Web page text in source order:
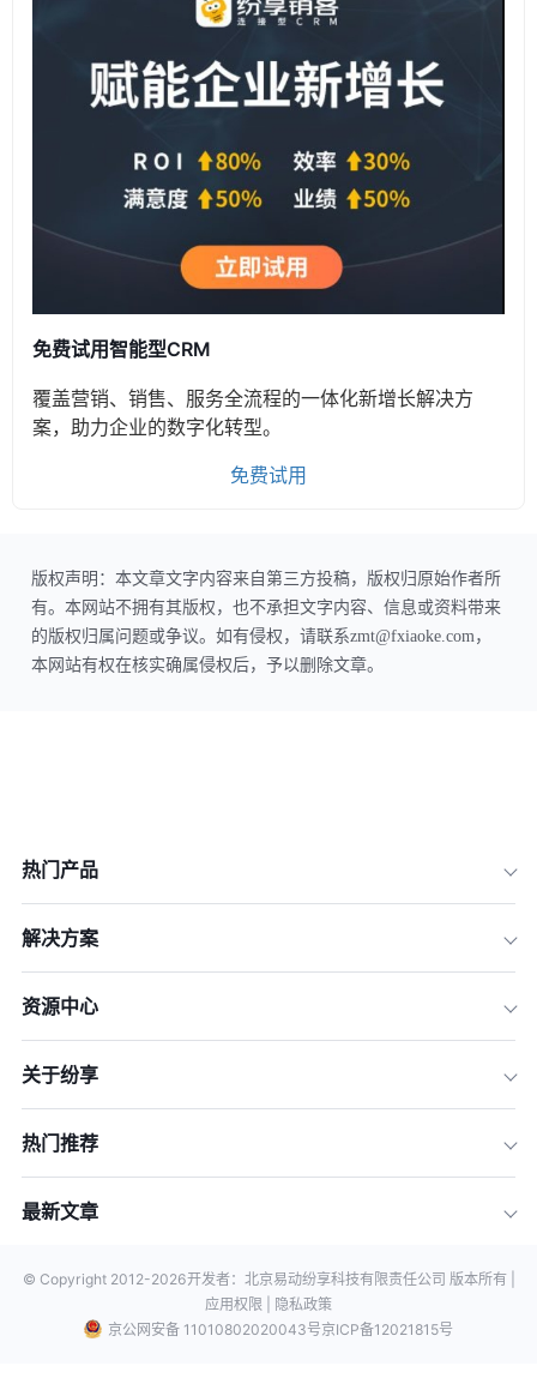
免费试用智能型CRM
覆盖营销、销售、服务全流程的一体化新增长解决方
案，助力企业的数字化转型。
免费试用
版权声明：本文章文字内容来自第三方投稿，版权归原始作者所
有。本网站不拥有其版权，也不承担文字内容、信息或资料带来
的版权归属问题或争议。如有侵权，请联系zmt@fxiaoke.com，
本网站有权在核实确属侵权后，予以删除文章。
热门产品
解决方案
资源中心
关于纷享
热门推荐
最新文章
© Copyright 2012-2026开发者：北京易动纷享科技有限责任公司 版本所有 |
应用权限 |
隐私政策
京公网安备 11010802020043号京ICP备12021815号